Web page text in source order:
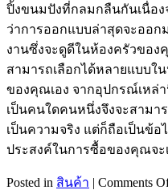
ปิ้งขนมปังที่กลมกลืนกันเนื่อง
ว่าการออกแบบล่าสุดจะออก
งานซึ่งจะดูดีในห้องครัวของ
สามารถเลือกได้หลายแบบ
ของคุณเอง จากอุปกรณ์เหล่
เป็นคนใดคนหนึ่งจึงจะสามา
เป็นความจริง แต่ก็ถือเป็นข้
ประสงค์ในการซื้อของคุณจะ
Posted in สินค้า | Comments